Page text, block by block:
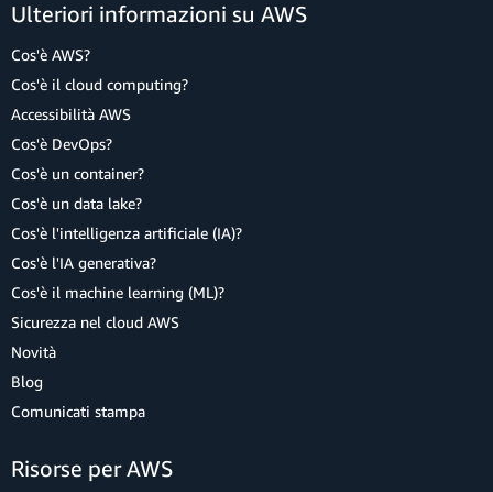
Ulteriori informazioni su AWS
Cos'è AWS?
Cos'è il cloud computing?
Accessibilità AWS
Cos'è DevOps?
Cos'è un container?
Cos'è un data lake?
Cos'è l'intelligenza artificiale (IA)?
Cos'è l'IA generativa?
Cos'è il machine learning (ML)?
Sicurezza nel cloud AWS
Novità
Blog
Comunicati stampa
Risorse per AWS